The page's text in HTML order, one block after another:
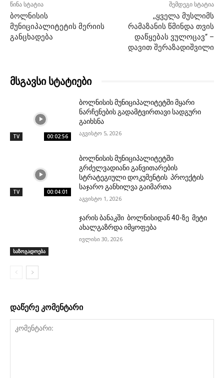
წინა სტატია
ბოლნისის
მუნიციპალიტეტის მერიის
განცხადება
შემდეგი სტატია
,,ყველა მუსლიმს
რამაზანის წმინდა თვის
დაწყებას ვულოცავ“ –
დავით შერაზადიშვილი
მსგავსი სტატიები
TV 00:02:56
ბოლნისის მუნიციპალიტეტში მყარი
ნარჩენების გადამტვირთავი სადგური
გაიხსნა
აგვისტო 5, 2026
TV 00:04:01
ბოლნისის მუნიციპალიტეტში
გრძელვადიანი განვითარების
სტრატეგიული დოკუმენტის პროექტის
საჯარო განხილვა გაიმართა
აგვისტო 1, 2026
საზოგადოება
ჯარის ბანაკში ბოლნისიდან 40-ზე მეტი
ახალგაზრდა იმყოფება
ივლისი 30, 2026
დაწერე კომენტარი